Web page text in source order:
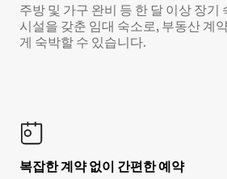
주방 및 가구 완비 등 한 달 이상 장기
시설을 갖춘 임대 숙소로, 부동산 계
게 숙박할 수 있습니다.
복잡한 계약 없이 간편한 예약